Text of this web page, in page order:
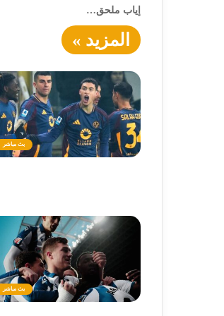
إياب ملحق…
المزيد »
بث مباشر
بث مباشر